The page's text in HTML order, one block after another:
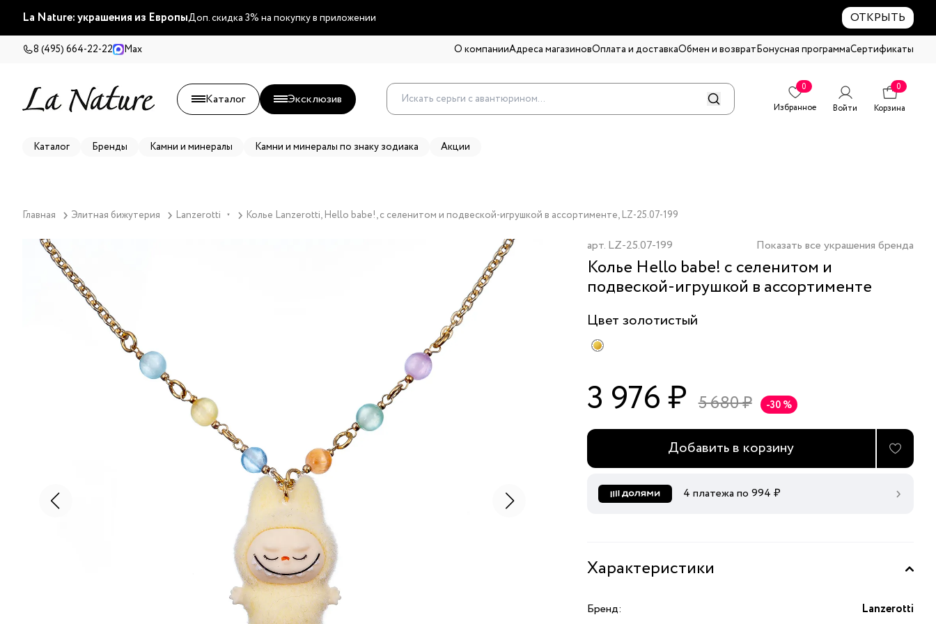
La Nature: украшения из ЕвропыДоп. скидка 3% на покупку в приложении ОТКРЫТЬ
8 (495) 664-22-22 Max О компанииАдреса магазиновОплата и доставкаОбмен и возвратБонусная программаСертификаты
Каталог Эксклюзив
0
Избранное
Войти
0
Корзина
Каталог Бренды Камни и минералы Камни и минералы по знаку зодиака Акции
Главная Элитная бижутерия Lanzerotti ▼ Колье Lanzerotti, Hello babe!, с селенитом и подвеской-игрушкой в ассортименте, LZ-25.07-199
арт. LZ-25.07-199 Показать все украшения бренда
Колье Hello babe! с селенитом и
подвеской-игрушкой в ассортименте
Цвет золотистый
3 976 ₽ 5 680 ₽ -30 %
Добавить в корзину
4 платежа по 994 ₽
Характеристики
Бренд:
Lanzerotti